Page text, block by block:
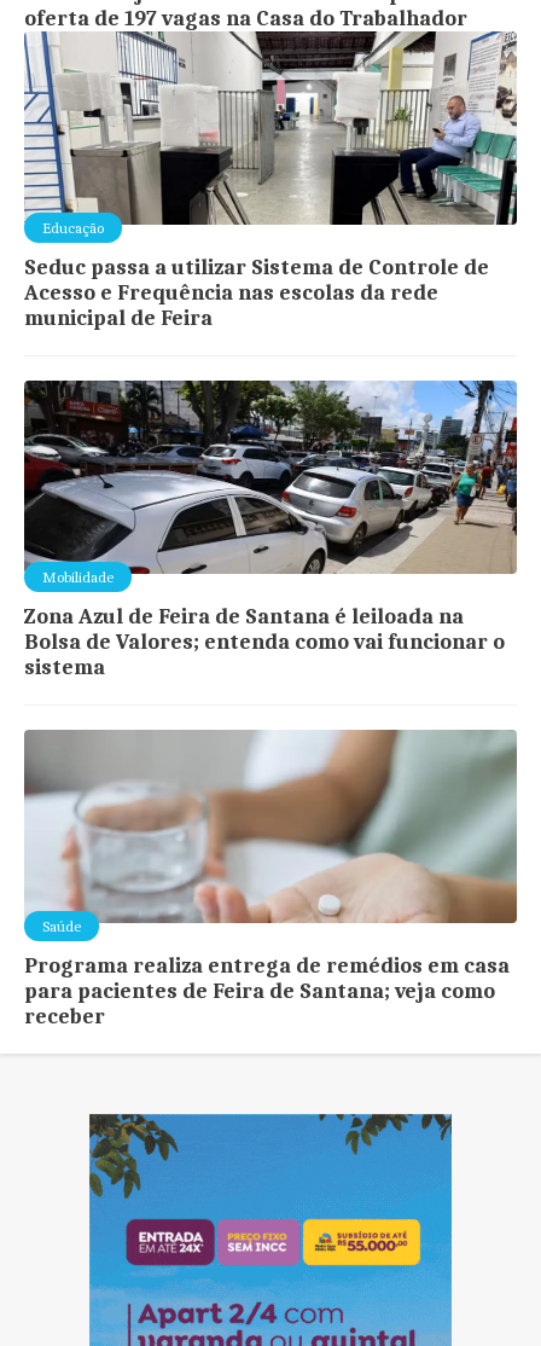
oferta de 197 vagas na Casa do Trabalhador
Educação
Seduc passa a utilizar Sistema de Controle de
Acesso e Frequência nas escolas da rede
municipal de Feira
Mobilidade
Zona Azul de Feira de Santana é leiloada na
Bolsa de Valores; entenda como vai funcionar o
sistema
Saúde
Programa realiza entrega de remédios em casa
para pacientes de Feira de Santana; veja como
receber